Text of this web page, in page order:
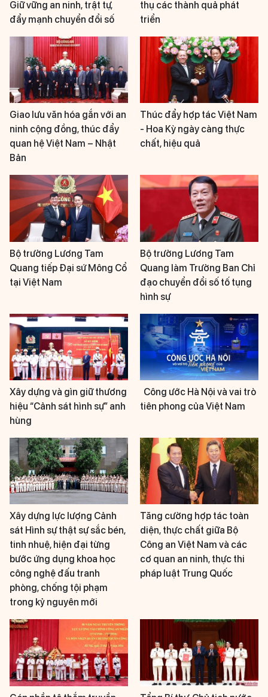
Giữ vững an ninh, trật tự,
đẩy mạnh chuyển đổi số
thụ các thành quả phát
triển
Giao lưu văn hóa gắn với an
ninh cộng đồng, thúc đẩy
quan hệ Việt Nam – Nhật
Bản
Thúc đẩy hợp tác Việt Nam
- Hoa Kỳ ngày càng thực
chất, hiệu quả
Bộ trưởng Lương Tam
Quang tiếp Đại sứ Mông Cổ
tại Việt Nam
Bộ trưởng Lương Tam
Quang làm Trưởng Ban Chỉ
đạo chuyển đổi số tố tụng
hình sự
Xây dựng và gìn giữ thương
hiệu “Cảnh sát hình sự” anh
hùng
Công ước Hà Nội và vai trò
tiên phong của Việt Nam
Xây dựng lực lượng Cảnh
sát Hình sự thật sự sắc bén,
tinh nhuệ, hiện đại từng
bước ứng dụng khoa học
công nghệ đấu tranh
phòng, chống tội phạm
trong kỷ nguyên mới
Tăng cường hợp tác toàn
diện, thực chất giữa Bộ
Công an Việt Nam và các
cơ quan an ninh, thực thi
pháp luật Trung Quốc